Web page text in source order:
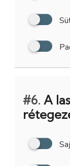
#6. A